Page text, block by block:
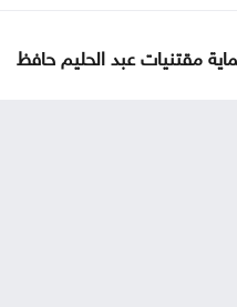
مقتنيات عبد الحليم حافظ